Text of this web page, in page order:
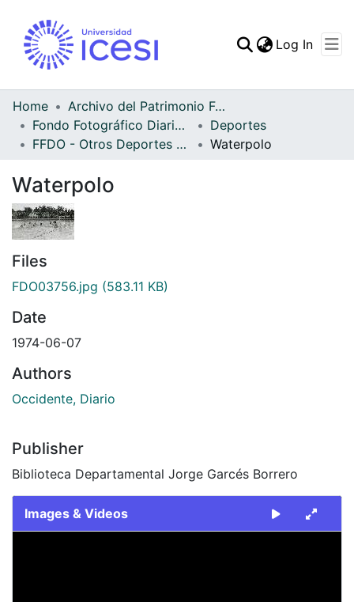
Statistics
Log In
Home
Archivo del Patrimonio Fotográfico y Fílmico del Valle del Cauca
Fondo Fotográfico Diario Occidente
Deportes
FFDO - Otros Deportes - Patrimonial
Waterpolo
Waterpolo
Files
FDO03756.jpg (583.11 KB)
Date
1974-06-07
Authors
Occidente, Diario
Publisher
Biblioteca Departamental Jorge Garcés Borrero
Images & Videos